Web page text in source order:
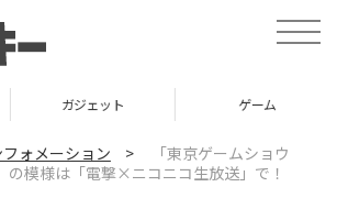
t
o
ガジェット ゲーム
ォメーション >
「東京ゲームショウ
の模様は「電撃×ニコニコ生放送」で！